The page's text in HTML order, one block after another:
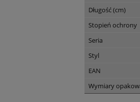
Długość (cm)
Stopień ochrony
Seria
Styl
EAN
Wymiary